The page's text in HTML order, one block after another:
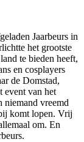
Jaarbeurs in
het grootste
te bieden heeft,
en cosplayers
de Domstad,
event van het
niemand vreemd
komt lopen. Vrij
om. En